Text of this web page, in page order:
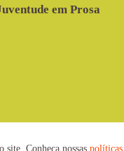
site. Conheça nossas
em Prosa
pela